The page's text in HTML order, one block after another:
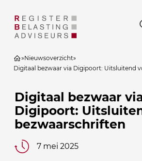
»Nieuwsoverzicht»
Digitaal bezwaar via Digipoort: Uitsluitend
Digitaal bezwaar
Digipoort:
bezwaarschriften
7 mei 2025